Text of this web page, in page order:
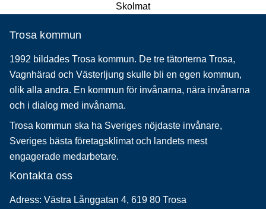
Skolmat
Trosa kommun
1992 bildades Trosa kommun. De tre tätorterna Trosa,
Vagnhärad och Västerljung skulle bli en egen kommun,
olik alla andra. En kommun för invånarna, nära invånarna
och i dialog med invånarna.
Trosa kommun ska ha Sveriges nöjdaste invånare,
Sveriges bästa företagsklimat och landets mest
engagerade medarbetare.
Kontakta oss
Adress: Västra Långgatan 4, 619 80 Trosa